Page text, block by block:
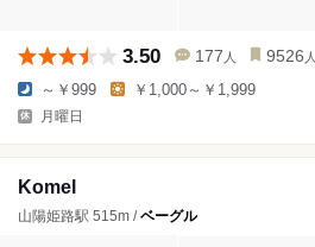
3.50 177 人 9526 人
～￥999 ￥1,000～￥1,999
月曜日
Komel
山陽姫路駅 515m /ベーグル